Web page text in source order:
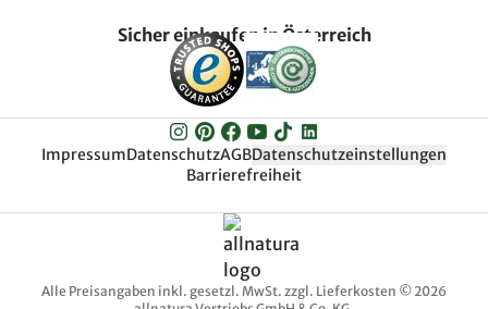
Sicher einkaufen in Österreich
ImpressumDatenschutzAGBDatenschutzeinstellungen
Barrierefreiheit
Alle Preisangaben inkl. gesetzl. MwSt. zzgl. Lieferkosten © 2026